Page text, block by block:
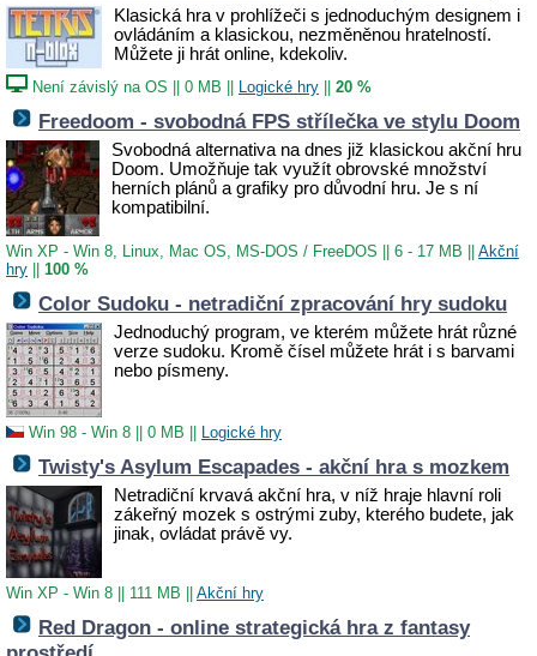
Klasická hra v prohlížeči s jednoduchým designem i
ovládáním a klasickou, nezměněnou hratelností.
Můžete ji hrát online, kdekoliv.
Není závislý na OS 0 MB Logické hry 20 %
Freedoom - svobodná FPS střílečka ve stylu Doom
Svobodná alternativa na dnes již klasickou akční hru
Doom. Umožňuje tak využít obrovské množství
herních plánů a grafiky pro důvodní hru. Je s ní
kompatibilní.
Win XP - Win 8, Linux, Mac OS, MS-DOS / FreeDOS 6 - 17 MB
Akční
hry
100 %
Color Sudoku - netradiční zpracování hry sudoku
Jednoduchý program, ve kterém můžete hrát různé
verze sudoku. Kromě čísel můžete hrát i s barvami
nebo písmeny.
Win 98 - Win 8 0 MB Logické hry
Twisty's Asylum Escapades - akční hra s mozkem
Netradiční krvavá akční hra, v níž hraje hlavní roli
zákeřný mozek s ostrými zuby, kterého budete, jak
jinak, ovládat právě vy.
Win XP - Win 8 111 MB Akční hry
Red Dragon - online strategická hra z fantasy